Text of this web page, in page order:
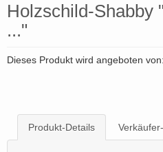
Holzschild-Shabby
..."
Dieses Produkt wird angeboten von:
Produkt-Details